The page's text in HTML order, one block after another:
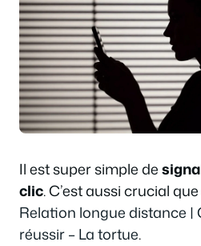
Il est super simple de
clic. C’est aussi crucial
Relation longue distance |
réussir – La tortue.